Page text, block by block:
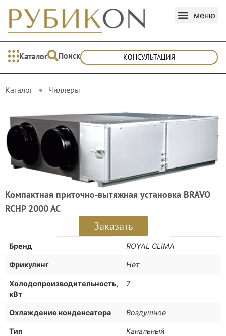
Каталог Поиск КОНСУЛЬТАЦИЯ
Каталог Чиллеры
Компактная приточно-вытяжная установка BRAVO
RCHP 2000 AC
Заказать
Бренд ROYAL CLIMA
Фрикулинг Нет
Холодопроизводительность,
кВт
7
Охлаждение конденсатора Воздушное
Тип Канальный